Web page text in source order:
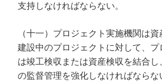
支持しなければならない。
（十一）プロジェクト実施機関は資
建設中のプロジェクトに対して、
は竣工検収または資産検収を結合
の監督管理を強化しなければなら